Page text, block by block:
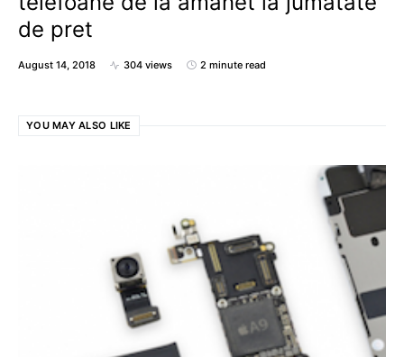
de pret
August 14, 2018 304 views 2 minute read
YOU MAY ALSO LIKE